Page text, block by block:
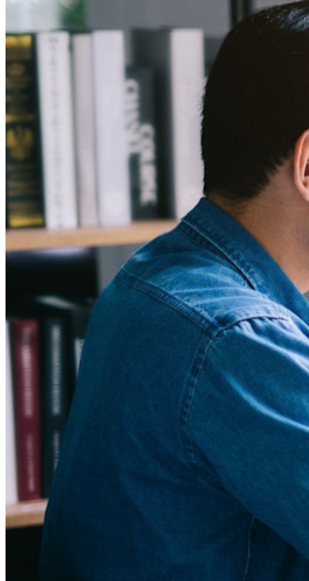
Produits pour Développeurs
Découvrir Secrets Manager
Gestion des secrets chiffrée de bout en bout pour le
développement, DevOps et les équipes IT.
Passwordless.dev et Passkeys
Déverrouillez les fonctions de la clé de sécurité et bien plus
encore en quelques lignes de code.
Documentation du Développeur
Explorer davantage
Partenaires
Nouveau
Nouveau Authentificateur Bitwarden
Tarification
Télécharger
Outils et Fonctionnalités
Fonctionnalités Principales des Plans Personnels
Accès d'urgence
Intégration des alias d'email
Multiplateforme avec appareils illimités